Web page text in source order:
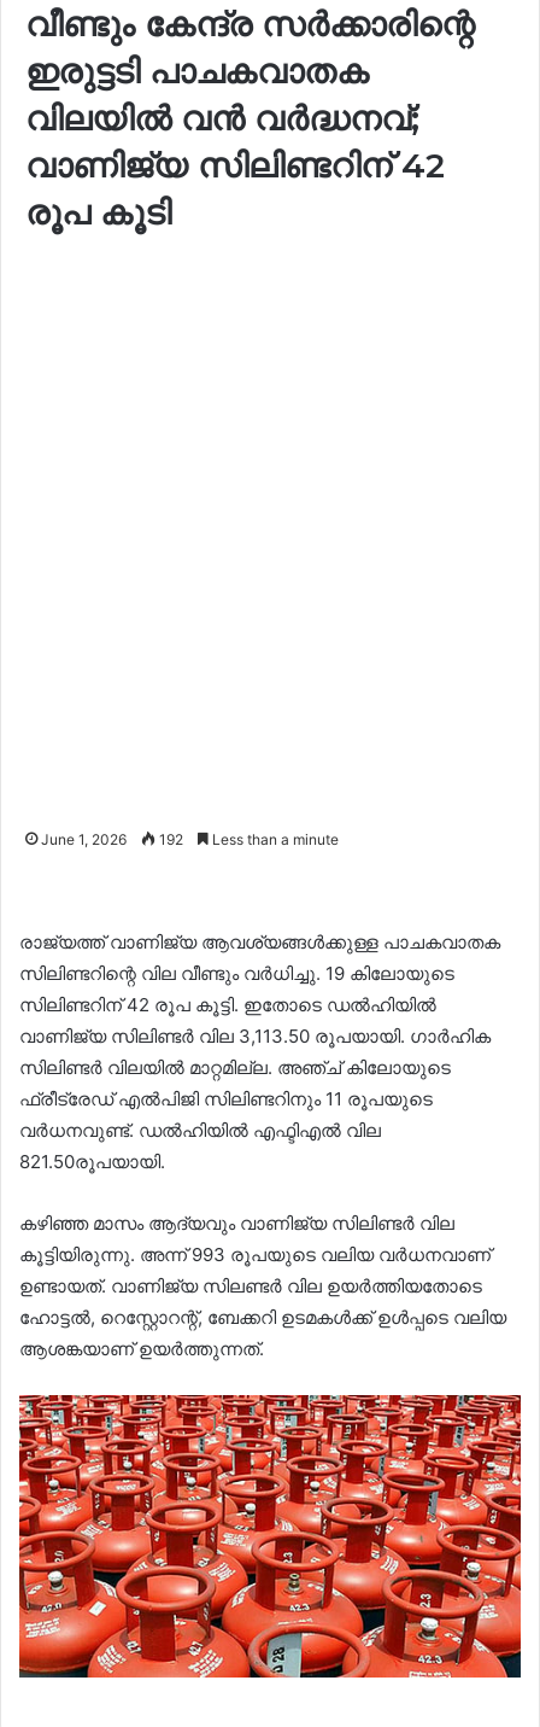
വീണ്ടും കേന്ദ്ര സർക്കാരിന്റെ
ഇരുട്ടടി പാചകവാതക
വിലയിൽ വൻ വർദ്ധനവ്;
വാണിജ്യ സിലിണ്ടറിന് 42
രൂപ കൂടി
June 1, 2026 192 Less than a minute
രാജ്യത്ത് വാണിജ്യ ആവശ്യങ്ങള്‍ക്കുള്ള പാചകവാതക
സിലിണ്ടറിന്റെ വില വീണ്ടും വര്‍ധിച്ചു. 19 കിലോയുടെ
സിലിണ്ടറിന് 42 രൂപ കൂട്ടി. ഇതോടെ ഡല്‍ഹിയില്‍
വാണിജ്യ സിലിണ്ടര്‍ വില 3,113.50 രൂപയായി. ഗാര്‍ഹിക
സിലിണ്ടര്‍ വിലയില്‍ മാറ്റമില്ല. അഞ്ച് കിലോയുടെ
ഫ്രീട്രേഡ് എല്‍പിജി സിലിണ്ടറിനും 11 രൂപയുടെ
വര്‍ധനവുണ്ട്. ഡല്‍ഹിയില്‍ എഫ്ടിഎല്‍ വില
821.50രൂപയായി.
കഴിഞ്ഞ മാസം ആദ്യവും വാണിജ്യ സിലിണ്ടര്‍ വില
കൂട്ടിയിരുന്നു. അന്ന് 993 രൂപയുടെ വലിയ വര്‍ധനവാണ്
ഉണ്ടായത്. വാണിജ്യ സിലണ്ടര്‍ വില ഉയർത്തിയതോടെ
ഹോട്ടല്‍, റെസ്റ്റോറന്റ്, ബേക്കറി ഉടമകള്‍ക്ക് ഉള്‍പ്പടെ വലിയ
ആശങ്കയാണ് ഉയര്‍ത്തുന്നത്.